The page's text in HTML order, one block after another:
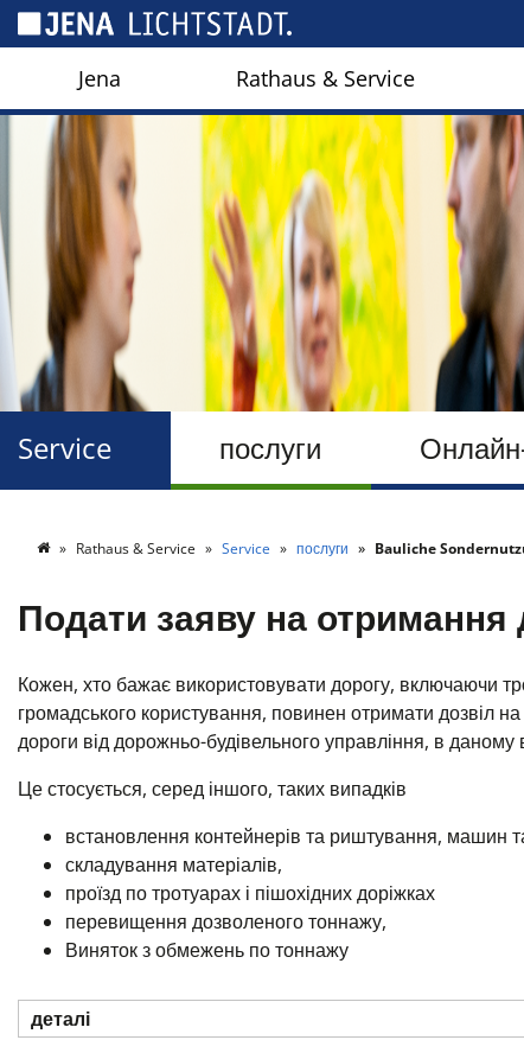
Jena Rathaus & Service
послуги
Service
Rathaus & Service Service послуги Bauliche
Подати заяву на отримання
Кожен, хто бажає використовувати дорогу, включаючи
громадського користування, повинен отримати дозвіл
дороги від дорожньо-будівельного управління, в даному
Це стосується, серед іншого, таких випадків
встановлення контейнерів та риштування, машин
складування матеріалів,
проїзд по тротуарах і пішохідних доріжках
перевищення дозволеного тоннажу,
Виняток з обмежень по тоннажу
деталі
Панель керування кукі